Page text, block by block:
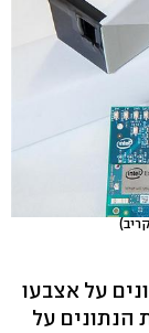
על אצבעו
הנתונים על